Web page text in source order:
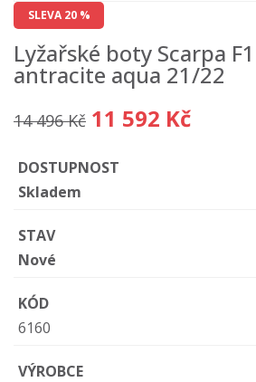
SLEVA 20 %
Lyžařské boty Scarpa
antracite aqua 21/22
14 496 Kč 11 592 Kč
DOSTUPNOST
Skladem
STAV
Nové
KÓD
6160
VÝROBCE